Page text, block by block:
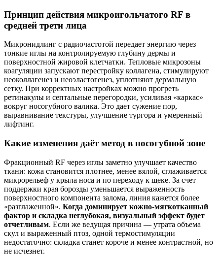
Принцип действия микроигольчатого RF в
средней трети лица
Микронидлинг с радиочастотой передает энергию через
тонкие иглы на контролируемую глубину дермы и
поверхностной жировой клетчатки. Тепловые микрозоны
коагуляции запускают перестройку коллагена, стимулируют
неоколлагенез и неоэластогенез, уплотняют дермальную
сетку. При корректных настройках можно прогреть
ретинакулы и септальные перегородки, усиливая «каркас»
вокруг носогубного валика. Это дает сужение пор,
выравнивание текстуры, улучшение тургора и умеренный
лифтинг.
Какие изменения даёт метод в носогубной зоне
Фракционный RF через иглы заметно улучшает качество
ткани: кожа становится плотнее, менее вялой, сглаживается
микрорельеф у крыла носа и по переходу к щеке. За счет
поддержки края борозды уменьшается выраженность
поверхностного компонента залома, линия кажется более
«разглаженной». Когда доминирует кожно‑мягкотканный
фактор и складка неглубокая, визуальный эффект будет
отчетливым. Если же ведущая причина — утрата объема
скул и выраженный птоз, одной термостимуляции
недостаточно: складка станет короче и менее контрастной, но
не исчезнет.